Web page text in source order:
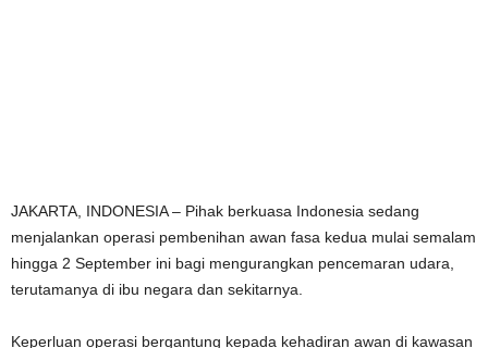
JAKARTA, INDONESIA – Pihak berkuasa Indonesia sedang
menjalankan operasi pembenihan awan fasa kedua mulai semalam
hingga 2 September ini bagi mengurangkan pencemaran udara,
terutamanya di ibu negara dan sekitarnya.
Keperluan operasi bergantung kepada kehadiran awan di kawasan